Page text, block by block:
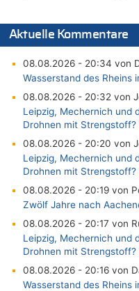
Aktuelle Kommentare
08.08.2026 - 20:34 von
Wasserstand des Rheins
08.08.2026 - 20:32 von
Leipzig, Mechernich und
Drohnen mit Strengstoff?
08.08.2026 - 20:20 von
Leipzig, Mechernich und
Drohnen mit Strengstoff?
08.08.2026 - 20:19 von
Zwölf Jahre nach
08.08.2026 - 20:17 von
Leipzig, Mechernich und
Drohnen mit Strengstoff?
08.08.2026 - 20:16 von
Wasserstand des Rheins